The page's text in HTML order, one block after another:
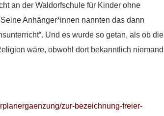
an der Waldorfschule für Kinder ohne
Anhänger*innen nannten das dann
Und es wurde so getan, als ob die
wäre, obwohl dort bekanntlich niemand
zur-bezeichnung-freier-